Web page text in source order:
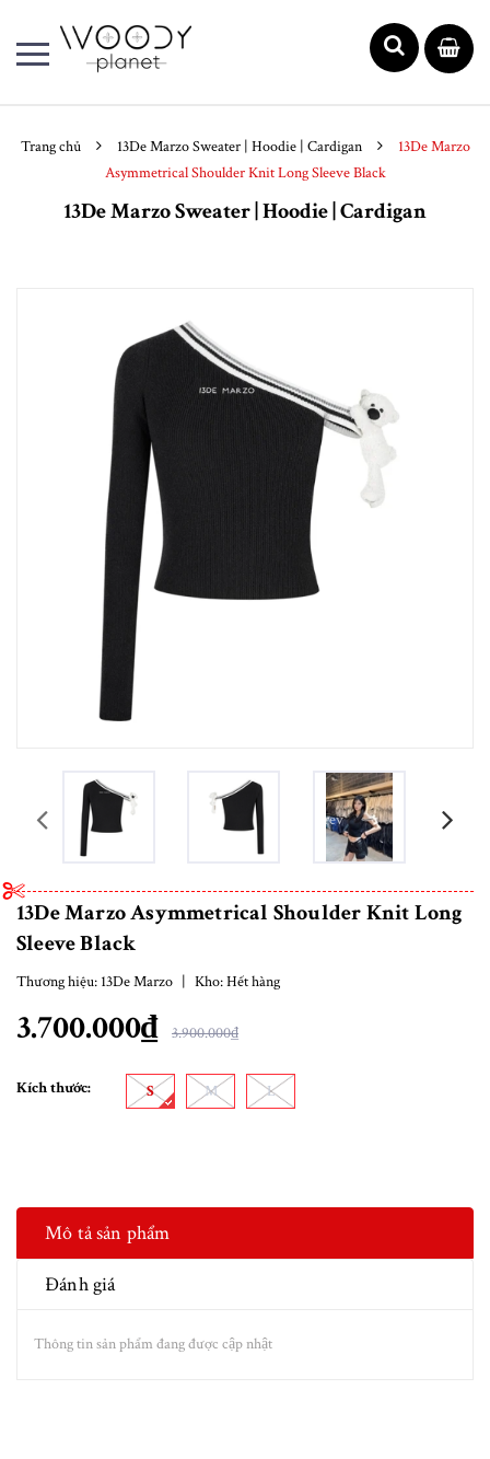
Trang chủ 13De Marzo Sweater | Hoodie | Cardigan
13De Marzo
Asymmetrical Shoulder Knit Long Sleeve Black
13De Marzo Sweater | Hoodie | Cardigan
prev
13De Marzo Asymmetrical Shoulder Knit Long
Sleeve Black
Thương hiệu: 13De Marzo | Kho:Hết hàng
3.700.000₫ 3.900.000₫
Kích thước: S M L
Mô tả sản phẩm
Đánh giá
Thông tin sản phẩm đang được cập nhật